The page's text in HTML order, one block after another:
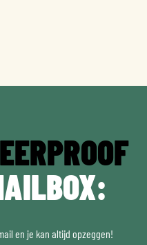
en je kan altijd opzeggen!